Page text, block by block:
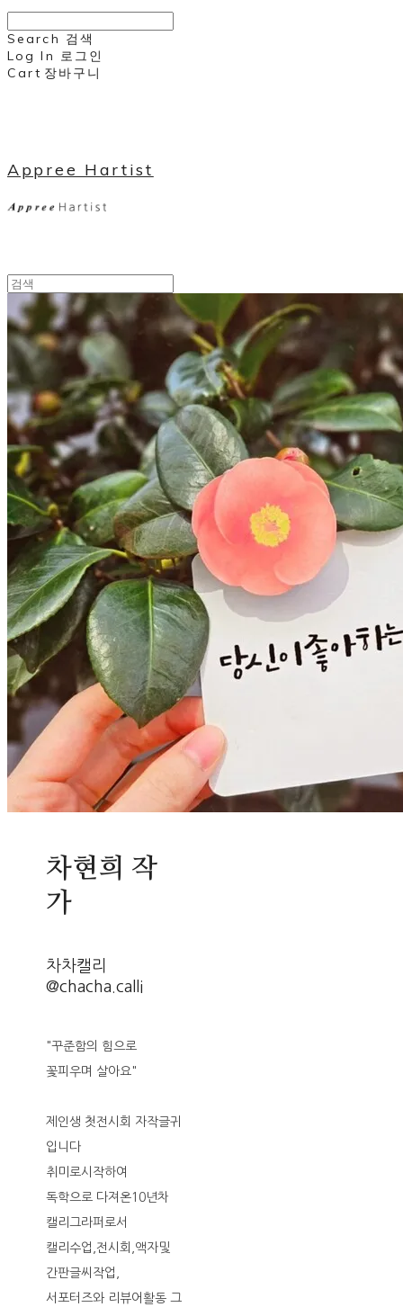
Search 검색
Log In 로그인
Cart 장바구니
Appree Hartist
차현희 작
가
차차캘리
@chacha.calli
"꾸준함의 힘으로
꽃피우며 살아요"
제인생 첫전시회 자작글귀
입니다
취미로시작하여
독학으로 다져온10년차
캘리그라퍼로서
캘리수업,전시회,액자및
간판글씨작업,
서포터즈와 리뷰어활동 그